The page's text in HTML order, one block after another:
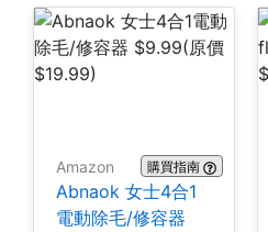
Amazon 購買指南
Abnaok 女士4合1
電動除毛/修容器